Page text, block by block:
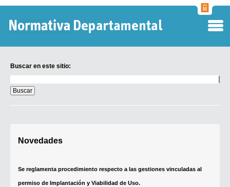
Buscar en este sitio:
en
este
sitio:
Novedades
Se reglamenta procedimiento respecto a las gestiones vinculadas al
permiso de Implantación y Viabilidad de Uso.